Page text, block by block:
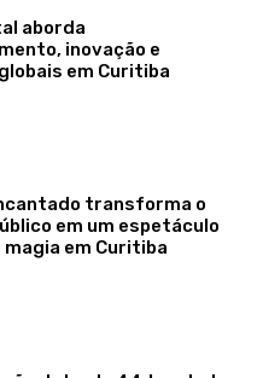
aborda
inovação e
em Curitiba
transforma o
em um espetáculo
magia em Curitiba